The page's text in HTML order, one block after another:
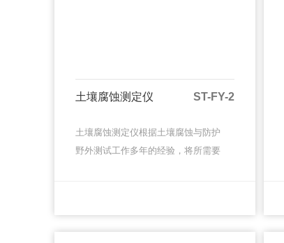
土壤腐蚀测定仪 ST-FY-2
土壤腐蚀测定仪根据土壤腐蚀与防护
野外测试工作多年的经验，将所需要